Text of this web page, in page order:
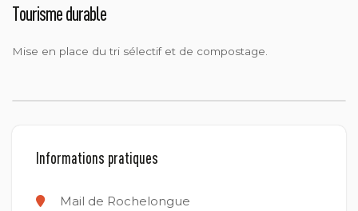
Tourisme durable
Mise en place du tri sélectif et de compostage.
Informations pratiques
Mail de Rochelongue